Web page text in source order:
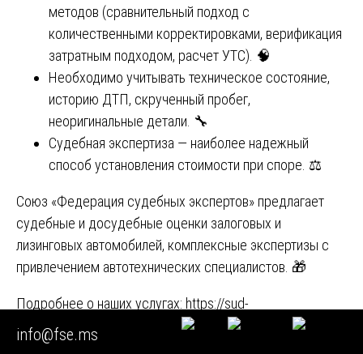
методов (сравнительный подход с
количественными корректировками, верификация
затратным подходом, расчет УТС). 🧠
Необходимо учитывать техническое состояние,
историю ДТП, скрученный пробег,
неоригинальные детали. 🔧
Судебная экспертиза — наиболее надежный
способ установления стоимости при споре. ⚖️
Союз «Федерация судебных экспертов» предлагает
судебные и досудебные оценки залоговых и
лизинговых автомобилей, комплексные экспертизы с
привлечением автотехнических специалистов. 🎁
Подробнее о наших услугах: https://sud-
expertiza.ru/oczenka-transporta/
info@fse.ms